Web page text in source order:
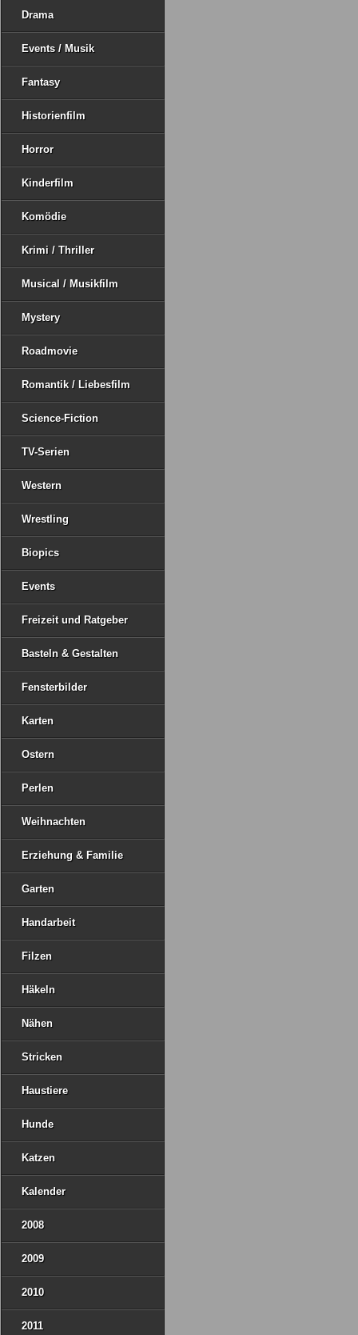
Drama
Events / Musik
Fantasy
Historienfilm
Horror
Kinderfilm
Komödie
Krimi / Thriller
Musical / Musikfilm
Mystery
Roadmovie
Romantik / Liebesfilm
Science-Fiction
TV-Serien
Western
Wrestling
Biopics
Events
Freizeit und Ratgeber
Basteln & Gestalten
Fensterbilder
Karten
Ostern
Perlen
Weihnachten
Erziehung & Familie
Garten
Handarbeit
Filzen
Häkeln
Nähen
Stricken
Haustiere
Hunde
Katzen
Kalender
2008
2009
2010
2011